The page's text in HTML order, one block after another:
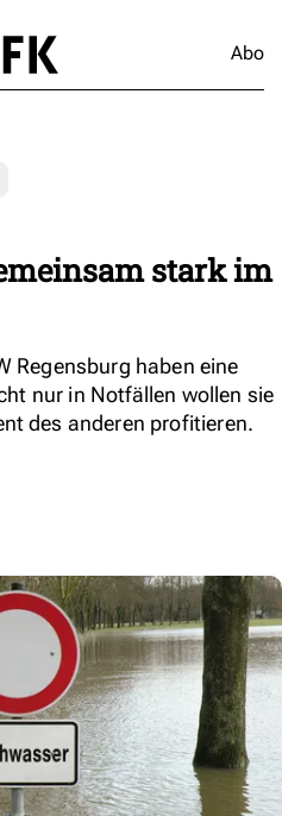
Abo
stark im
Regensburg haben eine
nur in Notfällen wollen sie
des anderen profitieren.